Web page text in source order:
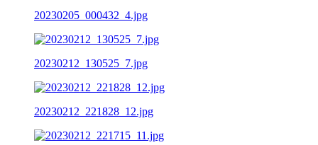
20230205_000432_4.jpg
20230212_130525_7.jpg
20230212_221828_12.jpg